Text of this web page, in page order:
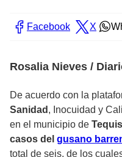
Facebook X
Rosalia Nieves /
De acuerdo con la
Sanidad , Inocuidad y
en el municipio de
casos del gusano
total de seis, de los